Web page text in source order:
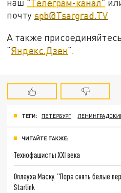
наш "Телеграм-канал"
почту spb@Tsargrad.TV
А также
"Яндекс.Дзен".
ТЕГИ: ПЕТЕРБУРГ
ЧИТАЙТЕ ТАКЖЕ:
Технофашисты XXI века
Оплеуха Маску. "Пора снять белые
Starlink